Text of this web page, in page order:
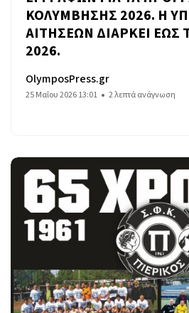
ΚΟΛΥΜΒΗΣΗΣ 2026. Η
ΑΙΤΗΣΕΩΝ ΔΙΑΡΚΕΙ ΕΩΣ
2026.
OlymposPress.gr
25 Μαΐου 2026 13:01 2 λεπτά ανάγνωση